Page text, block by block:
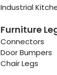
Industrial
Furniture
Connectors
Door Bumpers
Chair Legs